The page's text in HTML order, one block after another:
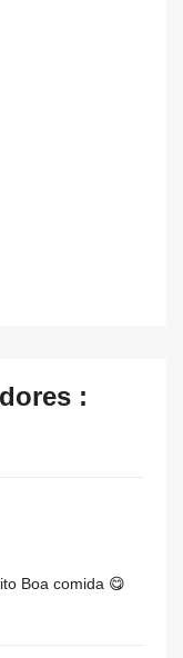
:
Boa comida 😋